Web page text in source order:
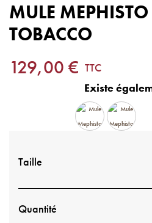
MULE
TOBACCO
129,00 € TTC
Existe
Taille
Quantité